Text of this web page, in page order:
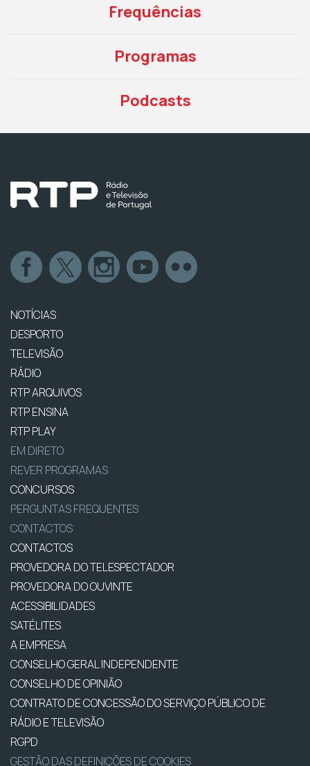
Frequências
Programas
Podcasts
NOTÍCIAS
DESPORTO
TELEVISÃO
RÁDIO
RTP ARQUIVOS
RTP ENSINA
RTP PLAY
EM DIRETO
REVER PROGRAMAS
CONCURSOS
PERGUNTAS FREQUENTES
CONTACTOS
CONTACTOS
PROVEDORA DO TELESPECTADOR
PROVEDORA DO OUVINTE
ACESSIBILIDADES
SATÉLITES
A EMPRESA
CONSELHO GERAL INDEPENDENTE
CONSELHO DE OPINIÃO
CONTRATO DE CONCESSÃO DO SERVIÇO PÚBLICO DE
RÁDIO E TELEVISÃO
RGPD
GESTÃO DAS DEFINIÇÕES DE COOKIES